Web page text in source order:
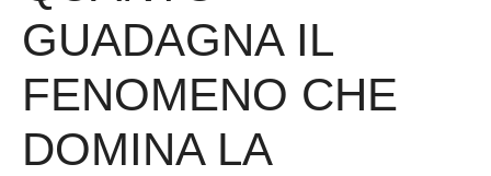
GUADAGNA IL
FENOMENO CHE
DOMINA LA